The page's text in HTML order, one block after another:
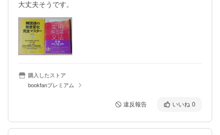
大丈夫そうです。
購入したストア
bookfanプレミアム
違反報告 いいね 0